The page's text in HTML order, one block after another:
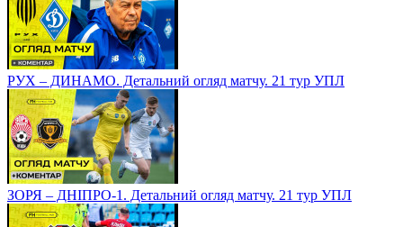
РУХ – ДИНАМО. Детальний огляд матчу. 21 тур УПЛ
ЗОРЯ – ДНІПРО-1. Детальний огляд матчу. 21 тур УПЛ